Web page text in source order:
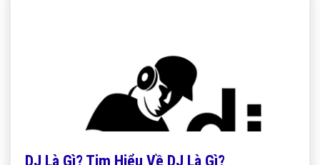
DJ Là Gì? Tim Hiểu Về DJ Là Gì?